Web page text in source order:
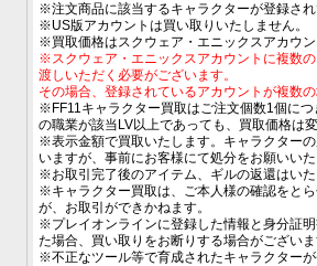
※注文商品に該当するキャラクターが登録さ
※US版アカウントは買い取りいたしません。
※買取価格はスクウェア・エニックスアカウ
※スクウェア・エニックスアカウントに複数
渡しいただく必要がございます。
その場合、登録されているアカウントが複数
※FF11キャラクター買取はご注文個数1個に
の職業が該当LV以上であっても、買取価格は
※表示金額で買取いたします。キャラクター
いますが、事前にお客様にて処分をお願いい
※お取引完了後のアイテム、ギルの返還はい
※キャラクター買取は、ご本人様の確認をと
が、お取引ができかねます。
※プレイオンラインに登録した情報と身分証
た場合、買い取りをお断りする場合がござい
※不正なツール等で育成されたキャラクター